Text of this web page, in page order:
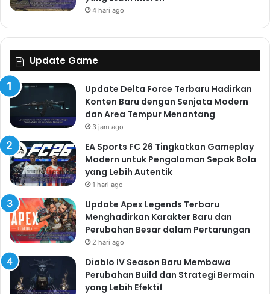
4 hari ago
Update Game
Update Delta Force Terbaru Hadirkan
Konten Baru dengan Senjata Modern
dan Area Tempur Menantang
3 jam ago
EA Sports FC 26 Tingkatkan Gameplay
Modern untuk Pengalaman Sepak Bola
yang Lebih Autentik
1 hari ago
Update Apex Legends Terbaru
Menghadirkan Karakter Baru dan
Perubahan Besar dalam Pertarungan
2 hari ago
Diablo IV Season Baru Membawa
Perubahan Build dan Strategi Bermain
yang Lebih Efektif